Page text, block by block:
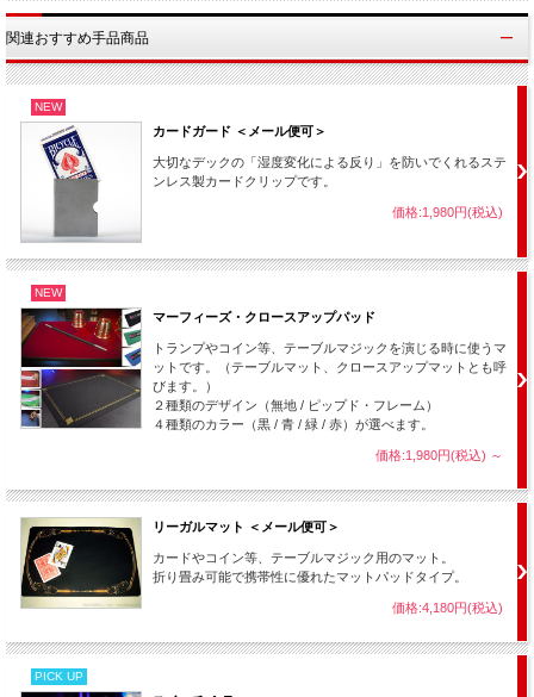
関連おすすめ手品商品
NEW
カードガード ＜メール便可＞
大切なデックの「湿度変化による反り」を防いでくれるステ
ンレス製カードクリップです。
価格:1,980円(税込)
NEW
マーフィーズ・クロースアップパッド
トランプやコイン等、テーブルマジックを演じる時に使うマ
ットです。（テーブルマット、クロースアップマットとも呼
びます。）
２種類のデザイン（無地 / ピップド・フレーム）
４種類のカラー（黒 / 青 / 緑 / 赤）が選べます。
価格:1,980円(税込) ～
リーガルマット ＜メール便可＞
カードやコイン等、テーブルマジック用のマット。
折り畳み可能で携帯性に優れたマットパッドタイプ。
価格:4,180円(税込)
PICK UP